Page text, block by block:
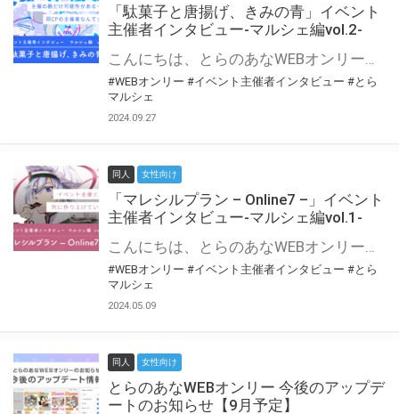
「駄菓子と唐揚げ、きみの青」イベント
主催者インタビュー-マルシェ編vol.2-
こんにちは、とらのあなWEBオンリー運営スタッフです。 新たにお届けする、イベント主催者インタビュー-マルシェ編-は、 とらのあなWEBオンリー「マルシェ」をご利用の主催様に 「マルシェ」を使ってイベントを開催した感想や心がけをお聞きする企画です。 今回は、WEBオンリー初開催「駄菓子と唐揚げ、きみの青」より、 主催のぎこ六屋様にお話を伺いました。 協力：ぎこ六屋様／イベント公式Twitter（@krkgwks） とらのあなWEBオンリー「マルシェ」とは？ WEBオンリーでリアルタイムでコミュニケーションがとれるオンライン会場です。
#WEBオンリー #イベント主催者インタビュー #とら
マルシェ
2024.09.27
同人 女性向け
「マレシルプラン – Online7 –」イベント
主催者インタビュー-マルシェ編vol.1-
こんにちは、とらのあなWEBオンリー運営スタッフです。 新たにお届けする、イベント主催者インタビュー-マルシェ編-は、 とらのあなWEBオンリー「マルシェ」をご利用した主催様に 「マルシェ」を使って開催した感想や心がけをお聞きする企画です。 今回は、WEBオンリー開催7回目迎えた「マレシルプラン – Online7 –」より、 主催の玉川うた様にお話を伺いました。 ▼マレシルプランのインタビュー前回記事 「イベント主催者インタビュー vol.6」はこちら 協力：玉川うた様（マレシルプラン実行委員会 代表）／イベント公式Twitter（@mallesil_plan） とらのあなWEBオンリー「マルシェ」とは？ WEBオンリーでリアルタイムでコミュニケーションがとれるオンライン会場です。
#WEBオンリー #イベント主催者インタビュー #とら
マルシェ
2024.05.09
同人 女性向け
とらのあなWEBオンリー 今後のアップデ
ートのお知らせ【9月予定】